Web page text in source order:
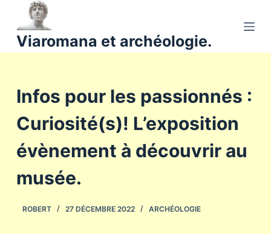
a
u
o
Viaromana et archéologie.
Infos pour les passionnés :
Curiosité(s)! L’exposition
évènement à découvrir au
musée.
ROBERT 27 DÉCEMBRE 2022 ARCHÉOLOGIE